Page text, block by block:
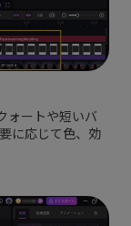
ォートや短いバ
に応じて色、効